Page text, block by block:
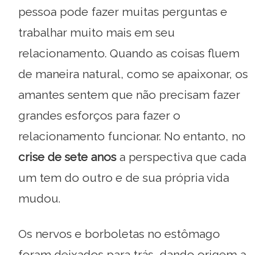
pessoa pode fazer muitas perguntas e
trabalhar muito mais em seu
relacionamento. Quando as coisas fluem
de maneira natural, como se apaixonar, os
amantes sentem que não precisam fazer
grandes esforços para fazer o
relacionamento funcionar. No entanto, no
crise de sete anos a perspectiva que cada
um tem do outro e de sua própria vida
mudou.
Os nervos e borboletas no estômago